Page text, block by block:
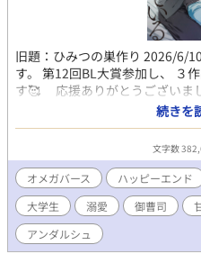
旧題：ひみつの巣作り 2026/6/
す。 第12回BL大賞参加し、 ３
す🥰 応援ありがとうございま
♡ 学生結婚の夫夫🩵 仲良し
る日突然オメガに変性してしま
ヒートになっていたところを
て）に助けられ、 そのまま彼と
た。 中高生時代によく競い合っ
あの頃とは違って慧に 優しく、
は颯との新婚生活をとても幸せ
と思った。 ――運命の番だから
じゃってる……？ でもそれは嫌
続きを
文字数
オメガバース ハッピーエンド
大学生
溺愛 御曹司
アンダルシュ